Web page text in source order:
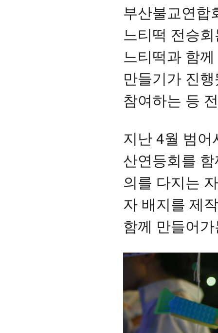
부산불교연합
느티떡 전승
느티떡과 함
만들기가 진
참여하는 등
지난 4월 범
산연등회를
의를 다지는
자 배지를 제
함께 만들어